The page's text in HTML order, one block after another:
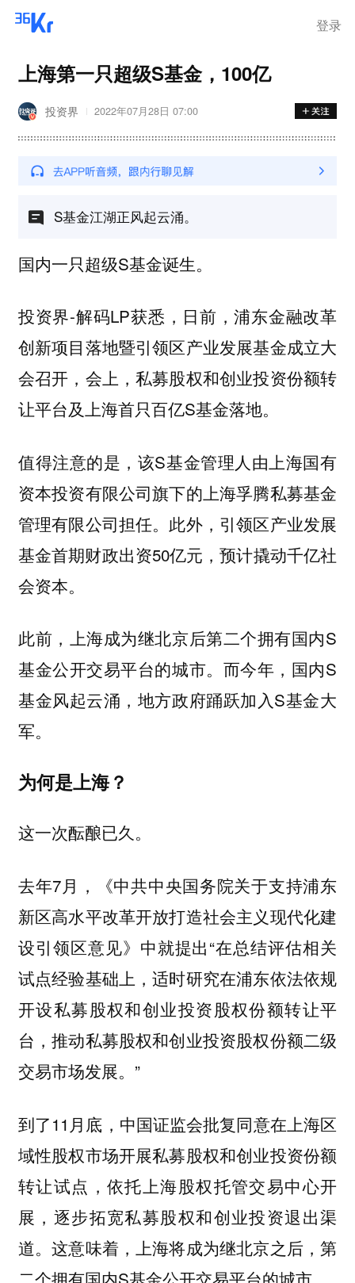
登录
上海第一只超级S基金，100亿
投资界 2022年07月28日 07:00
S基金江湖正风起云涌。
国内一只超级S基金诞生。
投资界-解码LP获悉，日前，浦东金融改革
创新项目落地暨引领区产业发展基金成立大
会召开，会上，私募股权和创业投资份额转
让平台及上海首只百亿S基金落地。
值得注意的是，该S基金管理人由上海国有
资本投资有限公司旗下的上海孚腾私募基金
管理有限公司担任。此外，引领区产业发展
基金首期财政出资50亿元，预计撬动千亿社
会资本。
此前，上海成为继北京后第二个拥有国内S
基金公开交易平台的城市。而今年，国内S
基金风起云涌，地方政府踊跃加入S基金大
军。
为何是上海？
这一次酝酿已久。
去年7月，《中共中央国务院关于支持浦东
新区高水平改革开放打造社会主义现代化建
设引领区意见》中就提出“在总结评估相关
试点经验基础上，适时研究在浦东依法依规
开设私募股权和创业投资股权份额转让平
台，推动私募股权和创业投资股权份额二级
交易市场发展。”
到了11月底，中国证监会批复同意在上海区
域性股权市场开展私募股权和创业投资份额
转让试点，依托上海股权托管交易中心开
展，逐步拓宽私募股权和创业投资退出渠
道。这意味着，上海将成为继北京之后，第
二个拥有国内S基金公开交易平台的城市。